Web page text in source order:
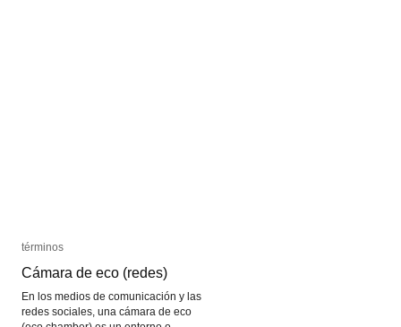
términos
Cámara de eco (redes)
En los medios de comunicación y las
redes sociales, una cámara de eco
términos
Cámara de eco (redes)